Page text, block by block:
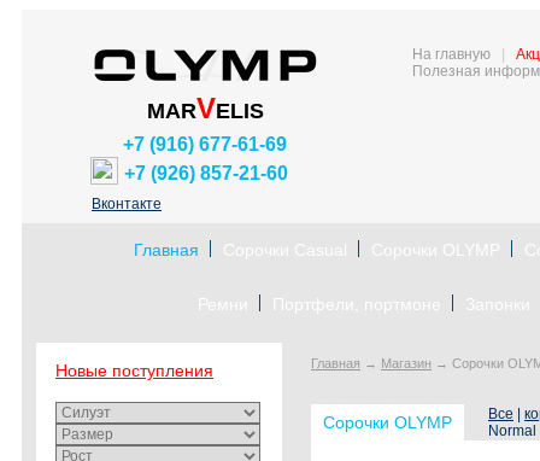
MARVELIS
+7 (916) 677-61-69
+7 (926) 857-21-60
Вконтакте
На главную
Полезная
Главная Сорочки Casual Сорочки OLYMP
Ремни Портфели, портмоне Запонки
Новые поступления Главная → Магазин → Сорочки
Сорочки OLYMP Все